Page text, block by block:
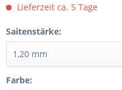
Lieferzeit ca. 5 Tage
Saitenstärke:
Farbe: